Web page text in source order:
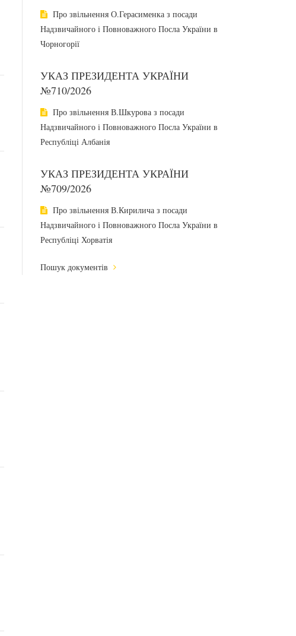
Про звільнення О.Герасименка з посади
Надзвичайного і Повноважного Посла України в
Чорногорії
УКАЗ ПРЕЗИДЕНТА УКРАЇНИ
№710/2026
Про звільнення В.Шкурова з посади
Надзвичайного і Повноважного Посла України в
Республіці Албанія
УКАЗ ПРЕЗИДЕНТА УКРАЇНИ
№709/2026
Про звільнення В.Кирилича з посади
Надзвичайного і Повноважного Посла України в
Республіці Хорватія
Пошук документів